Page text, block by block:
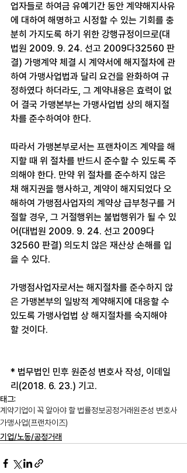
업자들로 하여금 유예기간 동안 계약해지사유
에 대하여 해명하고 시정할 수 있는 기회를 충
분히 가지도록 하기 위한 강행규정이므로(대
법원 2009. 9. 24. 선고 2009다32560 판
결) 가맹계약 체결 시 계약서에 해지절차에 관
하여 가맹사업법과 달리 요건을 완화하여 규
정하였다 하더라도, 그 계약내용은 효력이 없
어 결국 가맹본부는 가맹사업법 상의 해지절
차를 준수하여야 한다.
따라서 가맹본부로서는 프랜차이즈 계약을 해
지할 때 위 절차를 반드시 준수할 수 있도록 주
의해야 한다. 만약 위 절차를 준수하지 않은
채 해지권을 행사하고, 계약이 해지되었다 오
해하여 가맹점사업자의 계약상 급부청구를 거
절할 경우, 그 거절행위는 불법행위가 될 수 있
어(대법원 2009. 9. 24. 선고 2009다
32560 판결) 의도치 않은 재산상 손해를 입
을 수 있다.
가맹점사업자로서는 해지절차를 준수하지 않
은 가맹본부의 일방적 계약해지에 대응할 수
있도록 가맹사업법 상 해지절차를 숙지해야
할 것이다.
* 법무법인 민후 원준성 변호사 작성, 이데일
리(2018. 6. 23.) 기고.
태그:
계약기업이 꼭 알아야 할 법률정보공정거래원준성 변호사
가맹사업(프랜차이즈)
기업/노동/공정거래